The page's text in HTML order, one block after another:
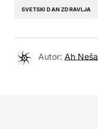
SVETSKI DAN ZDRAVLJA
Autor: Ah Neša